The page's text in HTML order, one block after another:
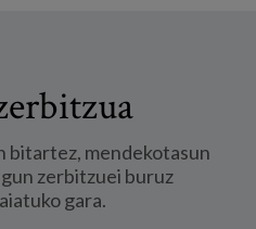
bitartez, mendekotasun
zerbitzuei buruz
gara.